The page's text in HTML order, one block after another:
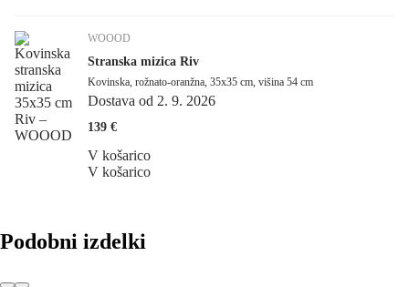
WOOOD
Stranska mizica Riv
Kovinska, rožnato-oranžna, 35x35 cm, višina 54 cm
Dostava od 2. 9. 2026
139 €
V košarico
V košarico
Podobni izdelki